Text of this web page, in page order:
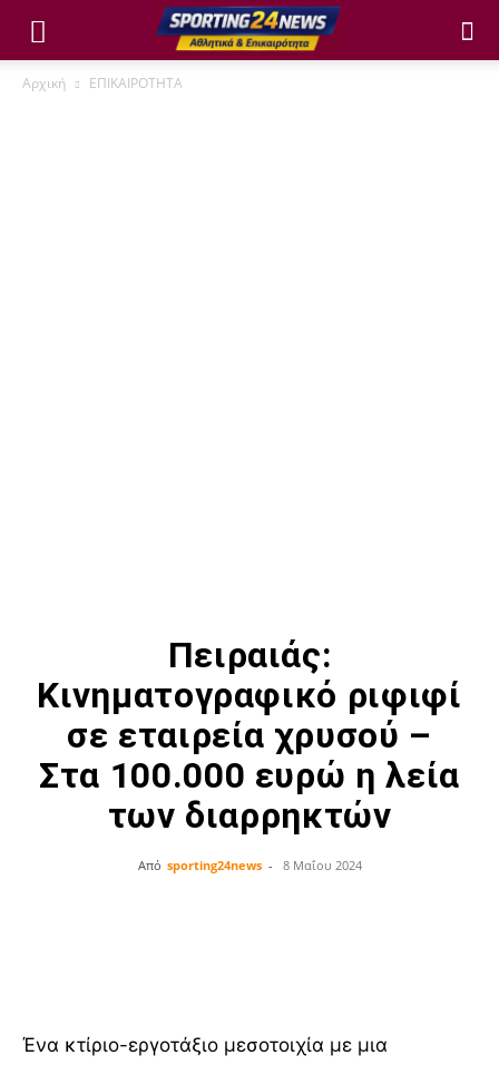
Αρχική ΕΠΙΚΑΙΡΟΤΗΤΑ
Πειραιάς:
Κινηματογραφικό ριφιφί
σε εταιρεία χρυσού –
Στα 100.000 ευρώ η λεία
των διαρρηκτών
Από sporting24news - 8 Μαΐου 2024
Ένα κτίριο-εργοτάξιο μεσοτοιχία με μια